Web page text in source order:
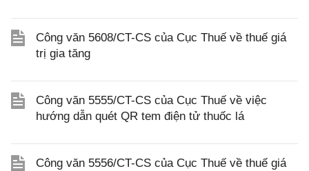
Công văn 5608/CT-CS của Cục Thuế về thuế giá
trị gia tăng
Công văn 5555/CT-CS của Cục Thuế về việc
hướng dẫn quét QR tem điện tử thuốc lá
Công văn 5556/CT-CS của Cục Thuế về thuế giá